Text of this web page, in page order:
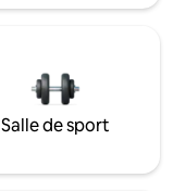
Salle de sport